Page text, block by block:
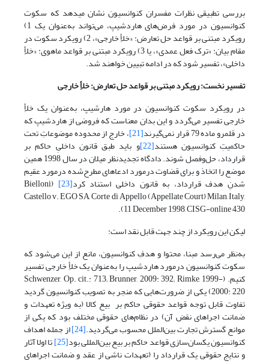
بررسی تطبیقی نظرات مفسران کنوانسیون نشان می­دهد که سکوت
کنوانسیون در مورد فرض‌های هاردشیپ، می‌تواند به‌عنوان یک 1)
رویکرد مبتنی بر قواعد حل تعارض: «خلأِ خارجی»، 2) رویکرد سکوت در
مقام بیان: «ترک فعل عمدی»، یا 3) رویکرد مبتنی بر قواعد ماهوی: «خلأِ
داخلی»، تفسیر شود که در ادامه تبیین خواهند شد.
تفسیر نخست: رویکرد مبتنی بر قواعد حل تعارض: خلأِ خارجی
در رویکرد سکوت کنوانسیون در مورد هارشیپ، به‌عنوان یک خلأِ
خارجی تفسیر می‌گردد و این بدان معناست که فروضی از هاردشیپ که
در قلمرو ماده 79 قرار نمی‌گیرند [21] ، خارج از محدوده موضوعاتِ تحت
حاکمیتِ کنوانسیون هستند[22] و باید طبق قانون داخلیِ حاکم بر
قرارداد، حل‌وفصل شوند. دادگاه تجدیدنظر میلان در سال 1998 همین
موضع را اتخاذ و برای قضاوت درمورد ادعاهای مطرح‌شده درمورد عقیم
شدنِ هدف قرارداد، به قانون داخلی استناد کرد[23]
(Bielloni
Castello v. EGO SA, Corte di Appello (Appellate Court) Milan, Italy,
11 December 1998, CISG-online 430).
لیکن این رویکرد از چند جهت قابل نقد است:
به‌نظر می‌رسد مبنا، محتوا و هدفِ کنوانسیون، مانع از این می‌شود که
سکوت کنوانسیون درمورد هاردشیپ را به‌عنوان یک خلأِ خارجی تفسیر
کنیم. (Schwenzer, Op. cit.: 713; Brunner, 2009: 392; Rimke, 1999-
2000: 220) یکی از ضرورت‌هایی که منجر به تصویب کنوانسیون گردید
تفاوت قابل توجه قواعد حقوقی حاکم بر بیع کالا (به ویژه تعهدات و
ضمانت اجراهای نقض آن) در نظام‌های حقوقی مختلف بود که یکی از
موانع گسترش تجارت بین‌الملل محسوب می‌گردید.[24] از جمله اهداف
کنوانسیون یکسان‌سازی قواعد حاکم بر بیع بین‌المللی بود[25] تا اولا آثار
و نتایج حقوقی یک قرارداد را (تعهدات ناشی از عقد و ضمانت اجراهای